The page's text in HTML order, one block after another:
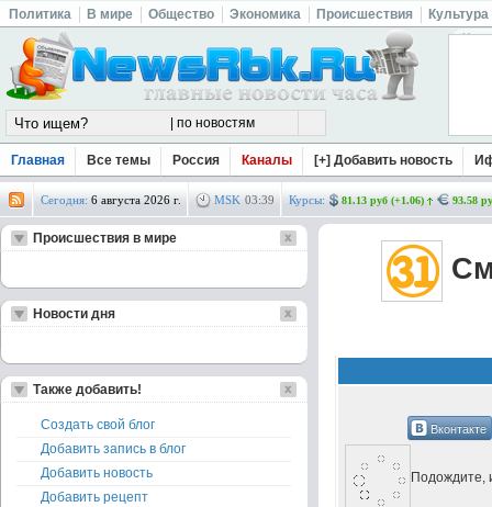
Политика В мире Общество Экономика Происшествия Культура
Главная Все темы Россия Каналы [+] Добавить новость
Сегодня: 6 августа 2026 г. MSK 03:39 Курсы: 81.13 руб (+1.06) 93.58
Вконтакте
Подождите,
Происшествия в мире
Новости дня
Также добавить!
Создать свой блог
Добавить запись в блог
Добавить новость
Добавить рецепт